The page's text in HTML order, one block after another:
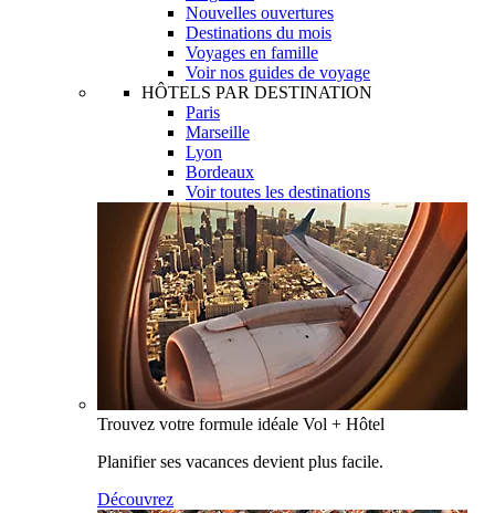
Nouvelles ouvertures
Destinations du mois
Voyages en famille
Voir nos guides de voyage
HÔTELS PAR DESTINATION
Paris
Marseille
Lyon
Bordeaux
Voir toutes les destinations
Trouvez votre formule idéale Vol + Hôtel
Planifier ses vacances devient plus facile.
Découvrez